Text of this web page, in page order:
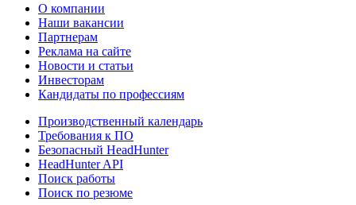
О компании
Наши вакансии
Партнерам
Реклама на сайте
Новости и статьи
Инвесторам
Кандидаты по профессиям
Производственный календарь
Требования к ПО
Безопасный HeadHunter
HeadHunter API
Поиск работы
Поиск по резюме